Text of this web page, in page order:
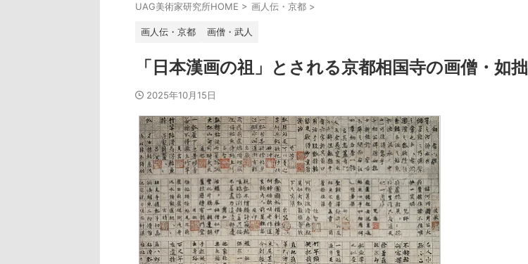
UAG美術家研究所HOME > 画人伝・京都 >
画人伝・京都 画僧・武人
「日本漢画の祖」とされる京都相国寺の画僧・如拙
2025年10月15日